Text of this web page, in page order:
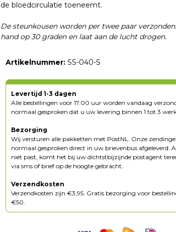
de bloedcirculatie toeneemt.
De steunkousen worden per twee paar
hand op 30 graden en laat aan de lucht drogen.
Artikelnummer: SS-040-S
Levertijd 1-3 dagen
Alle bestellingen voor 17.00 uur worden vandaag
normaal gesproken dat u uw levering binnen 1 tot 3
Bezorging
Wij versturen alle pakketten met PostNL. Onze
normaal gesproken direct in uw brievenbus afgeleverd.
niet past, komt het bij uw dichtstbijzijnde postagent
via sms of brief op de hoogte gebracht.
Verzendkosten
Verzendkosten zijn €3,95. Gratis bezorging voor
€50.